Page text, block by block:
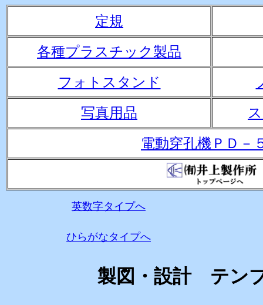
定規
各種プラスチック製品
フォトスタンド
写真用品
電動穿孔機ＰＤ－
英数字タイプへ
ひらがなタイプへ
製図・設計 テン